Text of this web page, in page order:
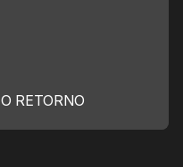
O RETORNO